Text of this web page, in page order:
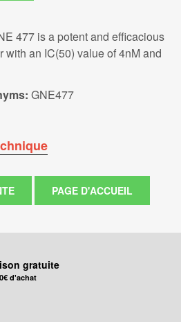
477 is a potent and efficacious
with an IC(50) value of 4nM and
GNE477
gratuite
d'achat